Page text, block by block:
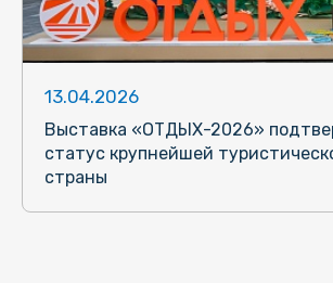
13.04.2026
Выставка «ОТДЫХ-2026»
статус крупнейшей
страны